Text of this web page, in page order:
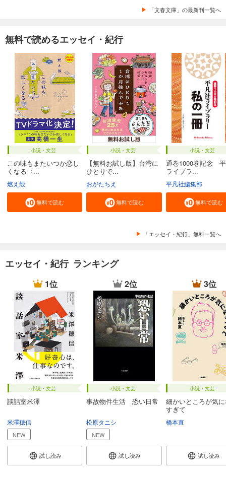
「文春文庫」の最新刊一覧へ
無料で読めるエッセイ・紀行
小説・文芸
この味もまたいつか恋し
くなる〈...
燃え殻
無料で読む
小説・文芸
【無料お試し版】台湾に
ひとりで...
おがたちえ
無料で読む
小説・文芸
通巻1000巻記念
ライブラ...
平凡社編集部
無料で読む
「エッセイ・紀行」無料一覧へ
エッセイ・紀行 ランキング
1位
小説・文芸
談話室米澤
米澤穂信
NEW
試し読み
2位
小説・文芸
事故物件生活 恐い日常
松原タニシ
NEW
試し読み
3位
小説・文芸
細かいところが気
すぎて
橋本直
試し読み